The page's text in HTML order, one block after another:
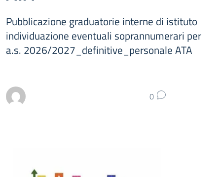
Pubblicazione graduatorie interne di istituto
individuazione eventuali soprannumerari per
a.s. 2026/2027_definitive_personale ATA
0